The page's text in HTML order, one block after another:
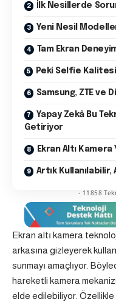
İlk Nesillerde
Yeni Nesil
Tam Ekran
Peki Selfie
Samsung, ZTE ve
Yapay Zekâ Bu
Getiriyor
Ekran Altı Kamera
Artık Kullanılabilir,
- 11858
Ekran altı kamera
arkasına gizleyerek
sunmayı amaçlıyor.
hareketli kamera
elde edilebiliyor.